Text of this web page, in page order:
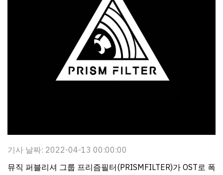
기사 날짜: 2022-04-13 00:00:00
뮤직 퍼블리셔 그룹 프리즘필터(PRISMFILTER)가 OST로 폭